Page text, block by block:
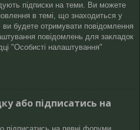
підписки на теми. Ви можете
в темі, що знаходиться у
ви будете отримувати повідомлення
повідомлень для закладок
"Особисті налаштування"
або підписатись на